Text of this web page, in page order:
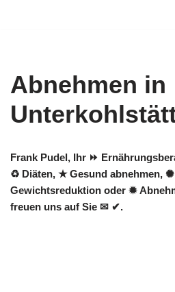
Abnehmen in
Frank Pudel, Ihr ⏩
♻ Diäten, ★ Gesund abnehmen,
Gewichtsreduktion oder ✹
freuen uns auf Sie ✉ ✔.